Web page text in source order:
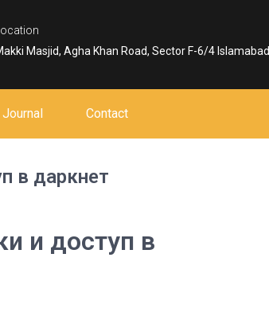
Location
Masjid, Agha Khan Road, Sector F-6/4 Islamabad
Contact
в даркнет
и доступ в